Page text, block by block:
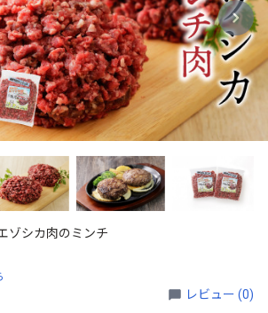
ゾシカ肉のミンチ
レビュー (0)